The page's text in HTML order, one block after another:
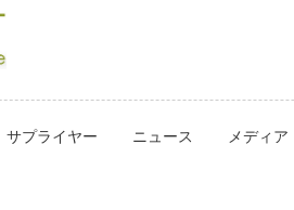
サプライヤー ニュース メディア